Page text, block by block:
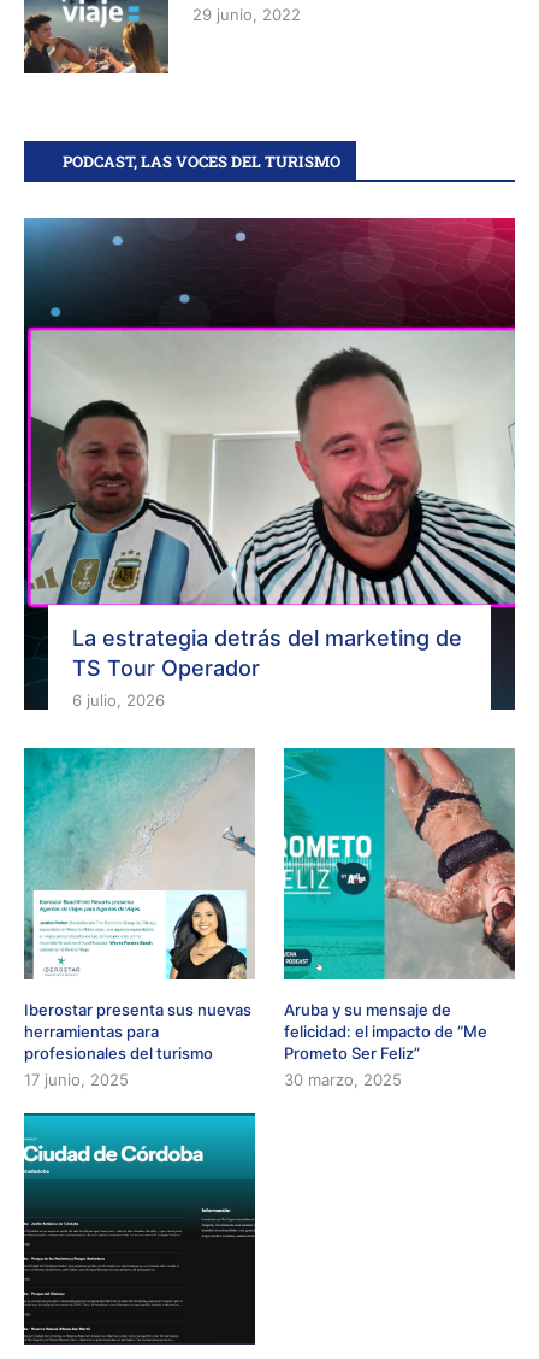
29 junio, 2022
PODCAST, LAS VOCES DEL TURISMO
La estrategia detrás del marketing de
TS Tour Operador
6 julio, 2026
Iberostar presenta sus nuevas
herramientas para
profesionales del turismo
17 junio, 2025
Aruba y su mensaje de
felicidad: el impacto de “Me
Prometo Ser Feliz”
30 marzo, 2025